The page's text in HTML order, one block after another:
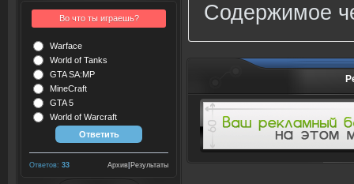
Во что ты играешь?
Warface
World of Tanks
GTA SA:MP
MineCraft
GTA 5
World of Warcraft
Ответов: 33 Результаты
Архив
Содержимое